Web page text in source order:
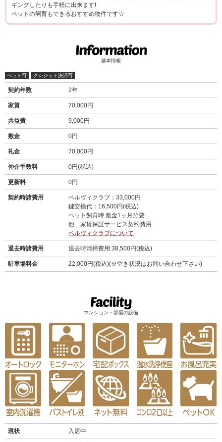
ギングしたりも手軽に出来ます!
ペットの飼育もできるおすすめ物件です☆
基本情報
ペット可 クレジット決済可
契約年数 2年
家賃 70,000円
共益費 9,000円
敷金 0円
礼金 70,000円
仲介手数料 0円(税込)
更新料 0円
契約時諸費用
ベルヴィクラブ：33,000円
鍵交換代：16,500円(税込)
ペット飼育時:敷金1ヶ月分要
他 家賃保証サービス契約費用
ベルヴィクラブについて
退去時諸費用 退去時清掃費用:38,500円(税込)
駐車場料金 22,000円(税込)(※空き状況はお問い合わせ下さい)
マンション・部屋の設備
現状 入居中